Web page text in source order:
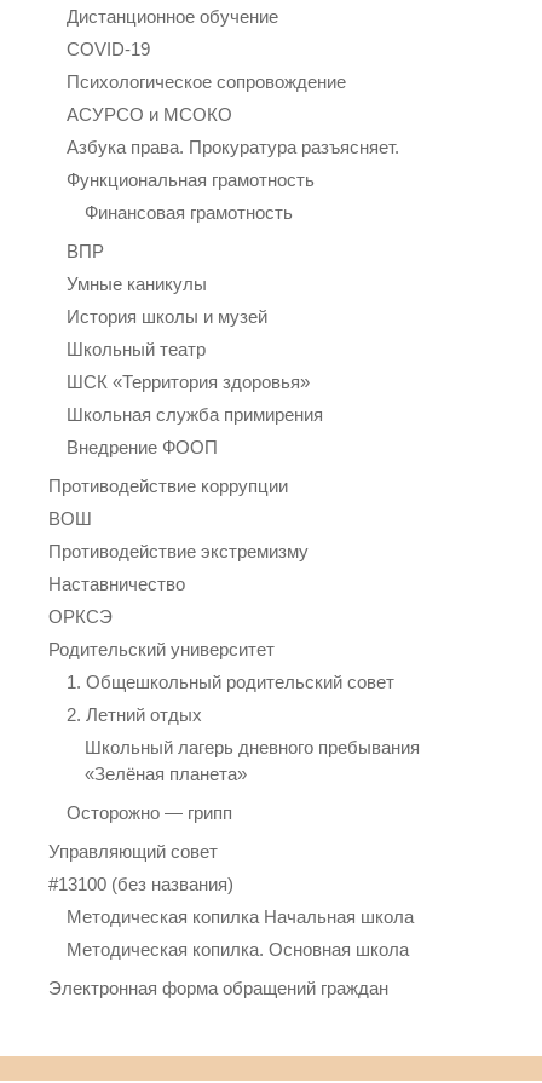
Дистанционное обучение
COVID-19
Психологическое сопровождение
АСУРСО и МСОКО
Азбука права. Прокуратура разъясняет.
Функциональная грамотность
Финансовая грамотность
ВПР
Умные каникулы
История школы и музей
Школьный театр
ШСК «Территория здоровья»
Школьная служба примирения
Внедрение ФООП
Противодействие коррупции
ВОШ
Противодействие экстремизму
Наставничество
ОРКСЭ
Родительский университет
1. Общешкольный родительский совет
2. Летний отдых
Школьный лагерь дневного пребывания
«Зелёная планета»
Осторожно — грипп
Управляющий совет
#13100 (без названия)
Методическая копилка Начальная школа
Методическая копилка. Основная школа
Электронная форма обращений граждан